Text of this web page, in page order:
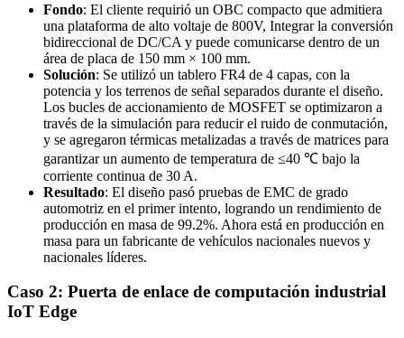
Fondo: El cliente requirió un OBC compacto que admitiera
una plataforma de alto voltaje de 800V, Integrar la conversión
bidireccional de DC/CA y puede comunicarse dentro de un
área de placa de 150 mm × 100 mm.
Solución: Se utilizó un tablero FR4 de 4 capas, con la
potencia y los terrenos de señal separados durante el diseño.
Los bucles de accionamiento de MOSFET se optimizaron a
través de la simulación para reducir el ruido de conmutación,
y se agregaron térmicas metalizadas a través de matrices para
garantizar un aumento de temperatura de ≤40 ℃ bajo la
corriente continua de 30 A.
Resultado: El diseño pasó pruebas de EMC de grado
automotriz en el primer intento, logrando un rendimiento de
producción en masa de 99.2%. Ahora está en producción en
masa para un fabricante de vehículos nacionales nuevos y
nacionales líderes.
Caso 2: Puerta de enlace de computación industrial
IoT Edge